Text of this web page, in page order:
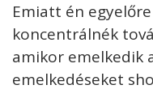
Emiatt én
koncentrálnék
amikor emelkedik
emelkedéseket